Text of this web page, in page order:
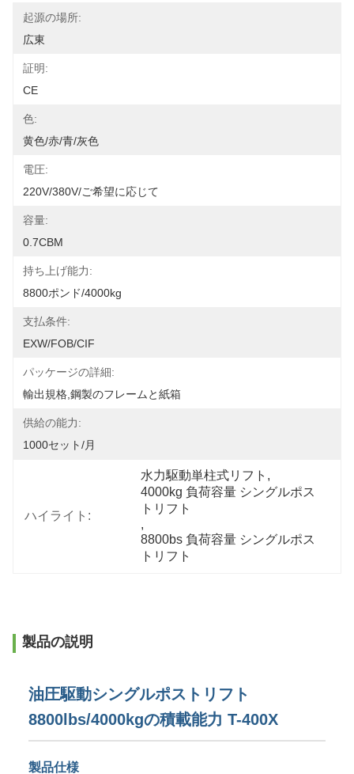
起源の場所:
広東
証明:
CE
色:
黄色/赤/青/灰色
電圧:
220V/380V/ご希望に応じて
容量:
0.7CBM
持ち上げ能力:
8800ポンド/4000kg
支払条件:
EXW/FOB/CIF
パッケージの詳細:
輸出規格,鋼製のフレームと紙箱
供給の能力:
1000セット/月
ハイライト:
水力駆動単柱式リフト ,
4000kg 負荷容量 シングルポス
トリフト
,
8800bs 負荷容量 シングルポス
トリフト
製品の説明
油圧駆動シングルポストリフト
8800lbs/4000kgの積載能力 T-400X
製品仕様